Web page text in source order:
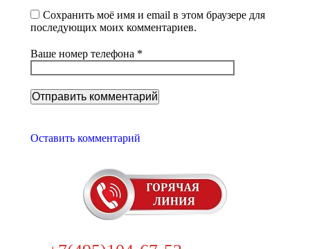
Сохранить моё имя и email в этом браузере для
последующих моих комментариев.
Ваше номер телефона *
Оставить комментарий